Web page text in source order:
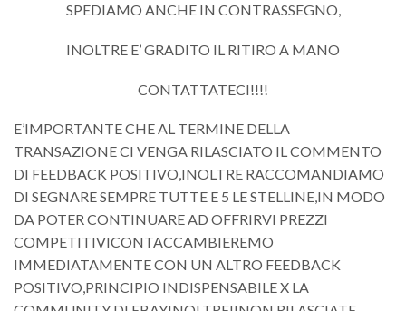
SPEDIAMO ANCHE IN CONTRASSEGNO,
INOLTRE E’ GRADITO IL RITIRO A MANO
CONTATTATECI!!!!
E’IMPORTANTE CHE AL TERMINE DELLA
TRANSAZIONE CI VENGA RILASCIATO IL COMMENTO
DI FEEDBACK POSITIVO,INOLTRE RACCOMANDIAMO
DI SEGNARE SEMPRE TUTTE E 5 LE STELLINE,IN MODO
DA POTER CONTINUARE AD OFFRIRVI PREZZI
COMPETITIVICONTACCAMBIEREMO
IMMEDIATAMENTE CON UN ALTRO FEEDBACK
POSITIVO,PRINCIPIO INDISPENSABILE X LA